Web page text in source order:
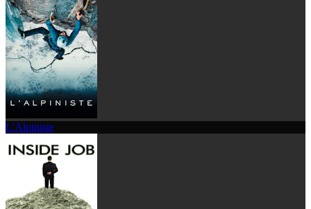
L'Alpiniste